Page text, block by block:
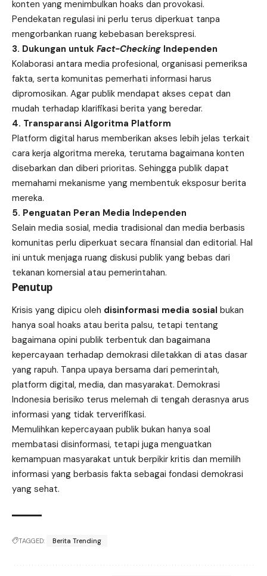
konten yang menimbulkan hoaks dan provokasi.
Pendekatan regulasi ini perlu terus diperkuat tanpa
mengorbankan ruang kebebasan berekspresi.
3. Dukungan untuk Fact-Checking Independen
Kolaborasi antara media profesional, organisasi pemeriksa
fakta, serta komunitas pemerhati informasi harus
dipromosikan. Agar publik mendapat akses cepat dan
mudah terhadap klarifikasi berita yang beredar.
4. Transparansi Algoritma Platform
Platform digital harus memberikan akses lebih jelas terkait
cara kerja algoritma mereka, terutama bagaimana konten
disebarkan dan diberi prioritas. Sehingga publik dapat
memahami mekanisme yang membentuk eksposur berita
mereka.
5. Penguatan Peran Media Independen
Selain media sosial, media tradisional dan media berbasis
komunitas perlu diperkuat secara finansial dan editorial. Hal
ini untuk menjaga ruang diskusi publik yang bebas dari
tekanan komersial atau pemerintahan.
Penutup
Krisis yang dipicu oleh disinformasi media sosial bukan
hanya soal hoaks atau berita palsu, tetapi tentang
bagaimana opini publik terbentuk dan bagaimana
kepercayaan terhadap demokrasi diletakkan di atas dasar
yang rapuh. Tanpa upaya bersama dari pemerintah,
platform digital, media, dan masyarakat. Demokrasi
Indonesia berisiko terus melemah di tengah derasnya arus
informasi yang tidak terverifikasi.
Memulihkan kepercayaan publik bukan hanya soal
membatasi disinformasi, tetapi juga menguatkan
kemampuan masyarakat untuk berpikir kritis dan memilih
informasi yang berbasis fakta sebagai fondasi demokrasi
yang sehat.
TAGGED: Berita Trending